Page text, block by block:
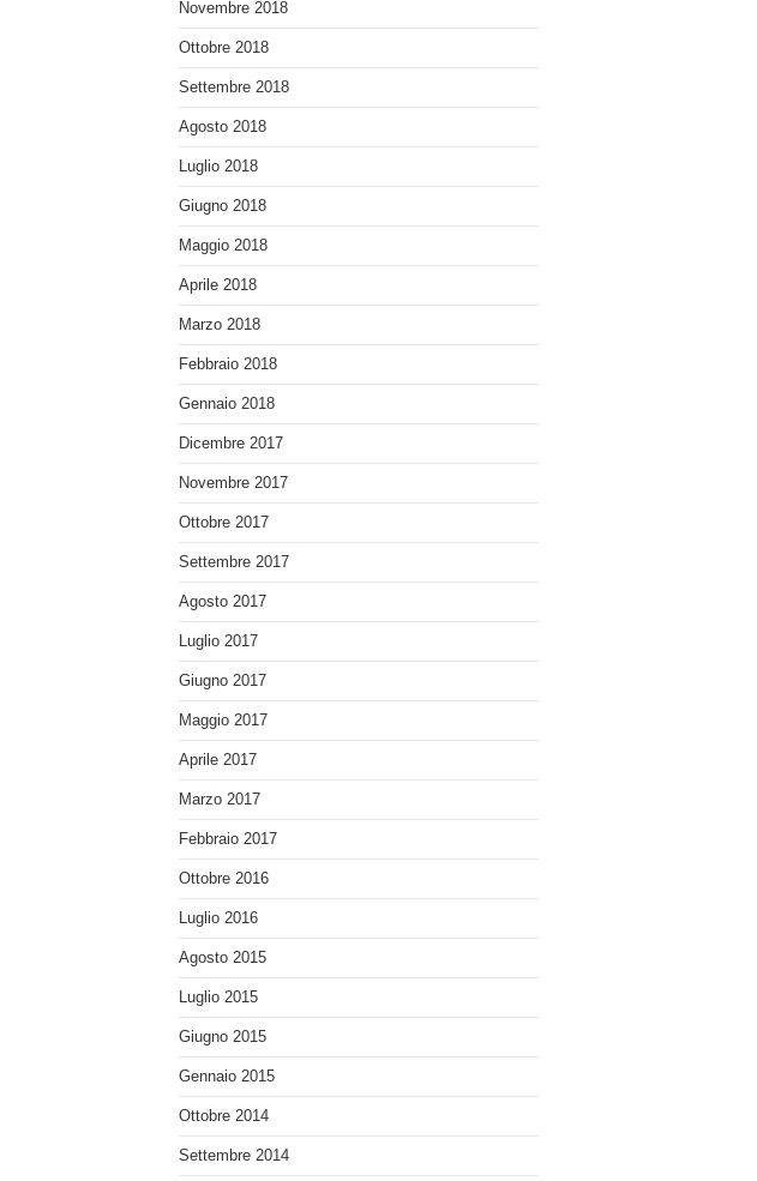
Novembre 2018
Ottobre 2018
Settembre 2018
Agosto 2018
Luglio 2018
Giugno 2018
Maggio 2018
Aprile 2018
Marzo 2018
Febbraio 2018
Gennaio 2018
Dicembre 2017
Novembre 2017
Ottobre 2017
Settembre 2017
Agosto 2017
Luglio 2017
Giugno 2017
Maggio 2017
Aprile 2017
Marzo 2017
Febbraio 2017
Ottobre 2016
Luglio 2016
Agosto 2015
Luglio 2015
Giugno 2015
Gennaio 2015
Ottobre 2014
Settembre 2014